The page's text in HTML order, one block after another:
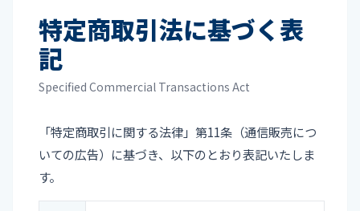
特定商取引法に基づく表
記
Specified Commercial Transactions Act
「特定商取引に関する法律」第11条（通信販売につ
いての広告）に基づき、以下のとおり表記いたしま
す。